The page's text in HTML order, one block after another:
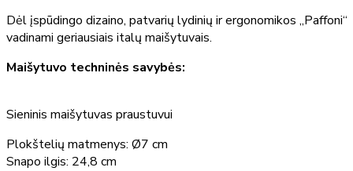
Dėl įspūdingo dizaino, patvarių lydinių ir ergonomikos „Paffoni“
vadinami geriausiais italų maišytuvais.
Maišytuvo techninės savybės:
Sieninis maišytuvas praustuvui
Plokštelių matmenys: Ø7 cm
Snapo ilgis: 24,8 cm